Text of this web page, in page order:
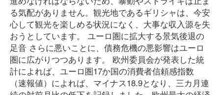
る気配がありません。観光地であるギリシャは、今安
心して観光を楽しめる状況になく、大事な収入源を失
おうとしています。 ユーロ圏に拡大する景気後退の
足音 さらに悪いことに、債務危機の悪影響はユーロ
圏に広がりつつあります。 欧州委員会が発表した統
計によれば、ユーロ圏17か国の消費者信頼感指数
（速報値）によれば、マイナス18.9となり、三カ月連